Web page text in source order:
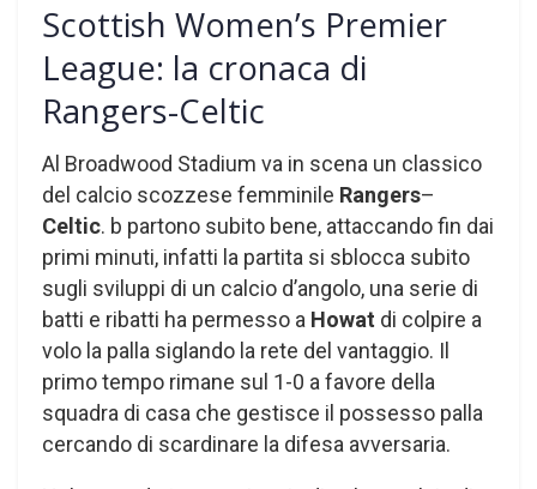
Scottish Women’s Premier
League: la cronaca di
Rangers-Celtic
Al Broadwood Stadium va in scena un classico
del calcio scozzese femminile Rangers–
Celtic. b partono subito bene, attaccando fin dai
primi minuti, infatti la partita si sblocca subito
sugli sviluppi di un calcio d’angolo, una serie di
batti e ribatti ha permesso a Howat di colpire a
volo la palla siglando la rete del vantaggio. Il
primo tempo rimane sul 1-0 a favore della
squadra di casa che gestisce il possesso palla
cercando di scardinare la difesa avversaria.